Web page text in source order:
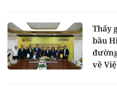
Thấy
bầu
về